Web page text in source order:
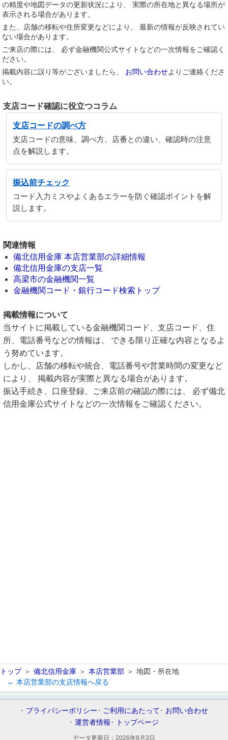
の精度や地図データの更新状況により、 実際の所在地と異なる場所が
表示される場合があります。
また、店舗の移転や住所変更などにより、 最新の情報が反映されてい
ない場合があります。
ご来店の際には、 必ず金融機関公式サイトなどの一次情報をご確認く
ださい。
掲載内容に誤り等がございましたら、 お問い合わせよりご連絡くださ
い。
支店コード確認に役立つコラム
支店コードの調べ方
支店コードの意味、調べ方、店番との違い、確認時の注意
点を解説します。
振込前チェック
コード入力ミスやよくあるエラーを防ぐ確認ポイントを解
説します。
関連情報
備北信用金庫 本店営業部の詳細情報
備北信用金庫の支店一覧
高梁市の金融機関一覧
金融機関コード・銀行コード検索トップ
掲載情報について
当サイトに掲載している金融機関コード、支店コード、住
所、電話番号などの情報は、 できる限り正確な内容となるよ
う努めています。
しかし、店舗の移転や統合、電話番号や営業時間の変更など
により、 掲載内容が実際と異なる場合があります。
振込手続き、口座登録、ご来店前の確認の際には、 必ず備北
信用金庫公式サイトなどの一次情報をご確認ください。
トップ 備北信用金庫 本店営業部
地図・所在地
← 本店営業部の支店情報へ戻る
プライバシーポリシー ご利用にあたって
お問い合わせ
運営者情報
トップページ
データ更新日： 2026年8月3日